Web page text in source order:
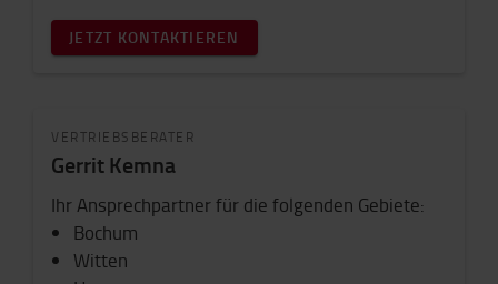
JETZT KONTAKTIEREN
VERTRIEBSBERATER
Gerrit Kemna
Ihr Ansprechpartner für die folgenden Gebiete:
Bochum
Witten